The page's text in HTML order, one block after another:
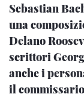
Sebastian
una
Delano
scrittori
anche i
il